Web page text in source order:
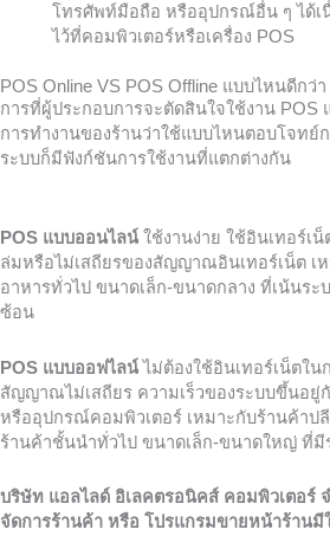
โทรศัพท์มือถือ หรืออุปกรณ์อื่น ๆ ได้เ
ไว้ที่คอมพิวเตอร์หรือเครื่อง POS
POS Online VS POS Offline แบบไหนดีกว่า
การที่ผู้ประกอบการจะตัดสินใจใช้งาน
การทำงานของร้านว่าใช้แบบไหนตอบโจทย์
ระบบก็มีฟังก์ชันการใช้งานที่แตกต่างกัน
POS แบบออนไลน์ ใช้งานง่าย ใช้อินเทอร์เ
ล่มหรือไม่เสถียรของสัญญาณอินเทอร์เน็ต เ
อาหารทั่วไป ขนาดเล็ก-ขนาดกลาง ที่เน้นร
ซ้อน
POS แบบออฟไลน์ไม่ต้องใช้อินเทอร์เน็ตใ
สัญญาณไม่เสถียร ความเร็วของระบบขึ้นอยู่
หรืออุปกรณ์คอมพิวเตอร์ เหมาะกับร้านค้าป
ร้านค้าชั้นนำทั่วไป ขนาดเล็ก-ขนาดใหญ่ ที่
บริษัท แอลไลด์ อิเลคตรอนิคส์ คอมพิวเตอร์
จัดการร้านค้า หรือ โปรแกรมขายหน้าร้านมี